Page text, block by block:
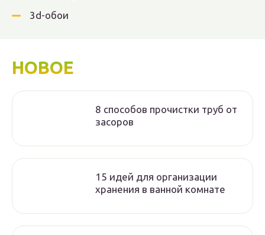
3d-обои
НОВОЕ
8 способов прочистки труб от
засоров
15 идей для организации
хранения в ванной комнате